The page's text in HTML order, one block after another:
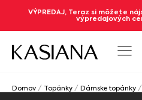
VÝPREDAJ, Teraz si môžete
výpredajových
Domov / Topánky / Dámske topánky /